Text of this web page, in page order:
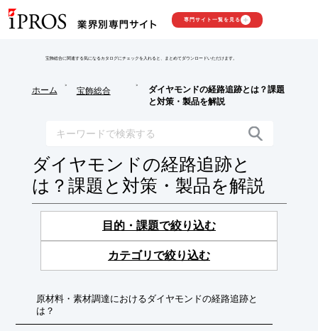
専門サイト一覧を見る
宝飾総合に関連する気になるカタログにチェックを入れると、まとめてダウンロードいただけます。
ホーム
>
宝飾総合
>
ダイヤモンドの経路追跡とは？課題
と対策・製品を解説
ダイヤモンドの経路追跡と
は？課題と対策・製品を解説
目的・課題で絞り込む
カテゴリで絞り込む
原材料・素材調達におけるダイヤモンドの経路追跡と
は？